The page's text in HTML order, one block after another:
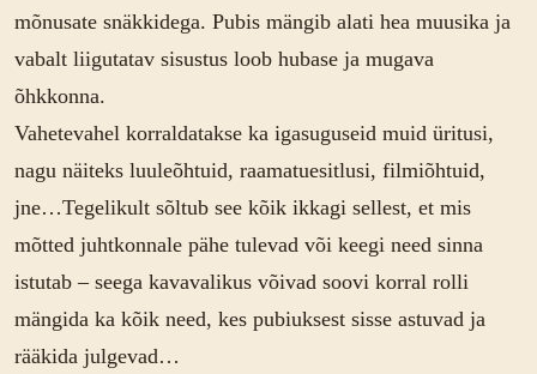
mõnusate snäkkidega. Pubis mängib alati hea muusika ja
vabalt liigutatav sisustus loob hubase ja mugava
õhkkonna.
Vahetevahel korraldatakse ka igasuguseid muid üritusi,
nagu näiteks luuleõhtuid, raamatuesitlusi, filmiõhtuid,
jne…Tegelikult sõltub see kõik ikkagi sellest, et mis
mõtted juhtkonnale pähe tulevad või keegi need sinna
istutab – seega kavavalikus võivad soovi korral rolli
mängida ka kõik need, kes pubiuksest sisse astuvad ja
rääkida julgevad…